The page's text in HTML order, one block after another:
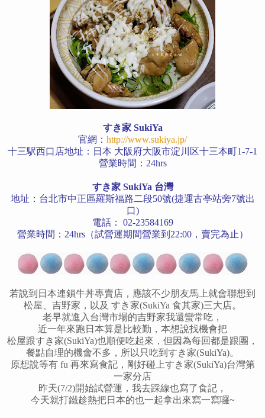
すき家 SukiYa
官網： http://www.sukiya.jp/
十三駅西口店地址：日本 大阪府大阪市淀川区十三本町1-7-1
營業時間：24hrs
すき家 SukiYa 台灣
地址：台北市中正區羅斯福路二段50號(捷運古亭站旁7號出
口)
電話： 02-23584169
營業時間：24hrs（試營運期間營業到22:00，賣完為止）
若說到日本連鎖牛丼專賣店，應該不少朋友馬上就會聯想到
松屋、吉野家，以及 すき家(SukiYa 食其家)三大店。
老早就進入台灣市場的吉野家我還蠻常吃，
近一年來跑日本算是比較勤，本想說找機會把
松屋跟すき家(SukiYa)也順便吃起來，但因為每回都是跟團，
餐點自理的機會不多，所以只吃到 すき家(SukiYa)。
原想說等有 fu 再來寫食記，剛好碰上すき家(SukiYa)台灣第
一家分店
昨天(7/2)開始試營運，我去踩線也寫了食記，
今天就打鐵趁熱把日本的也一起拿出來寫一寫囉~